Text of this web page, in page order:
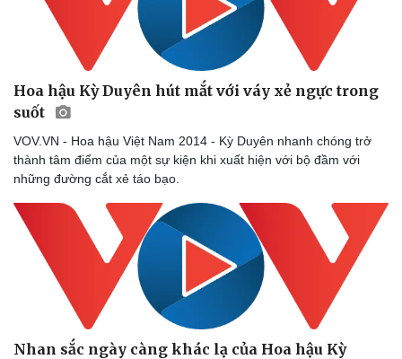
Văn hóa
Sân khấu - Điện ảnh
Văn học
Âm nhạc
Nghệ sĩ
Thời trang
Sao Việt
Hoa hậu Kỳ Duyên hút mắt với váy xẻ ngực trong
suốt
VOV.VN - Hoa hậu Việt Nam 2014 - Kỳ Duyên nhanh chóng trở
thành tâm điểm của một sự kiện khi xuất hiện với bộ đầm với
những đường cắt xẻ táo bạo.
Nhan sắc ngày càng khác lạ của Hoa hậu Kỳ